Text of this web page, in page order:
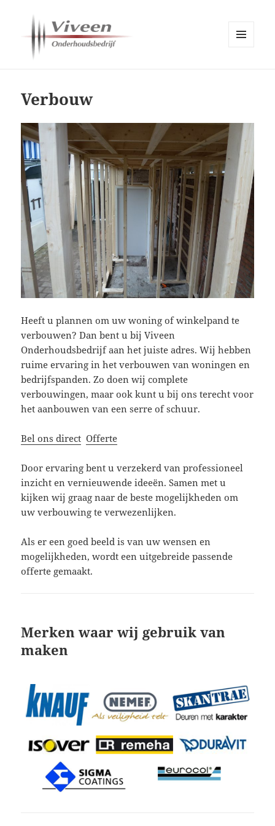
Verbouw
Heeft u plannen om uw woning of winkelpand te
verbouwen? Dan bent u bij Viveen
Onderhoudsbedrijf aan het juiste adres. Wij hebben
ruime ervaring in het verbouwen van woningen en
bedrijfspanden. Zo doen wij complete
verbouwingen, maar ook kunt u bij ons terecht voor
het aanbouwen van een serre of schuur.
Bel ons direct Offerte
Door ervaring bent u verzekerd van professioneel
inzicht en vernieuwende ideeën. Samen met u
kijken wij graag naar de beste mogelijkheden om
uw verbouwing te verwezenlijken.
Als er een goed beeld is van uw wensen en
mogelijkheden, wordt een uitgebreide passende
offerte gemaakt.
Merken waar wij gebruik van
maken